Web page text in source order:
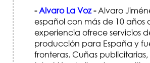
-Alvaro La Voz-Alvaro
español con más de 10 años
experiencia ofrece servicios
producción para España y
fronteras. Cuñas